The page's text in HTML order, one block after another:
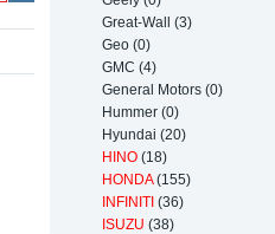
фо
Great-Wall (3)
Geo (0)
GMC (4)
General Motors (0)
Hummer (0)
Hyundai (20)
HINO (18)
HONDA(155)
INFINITI (36)
ISUZU (38)